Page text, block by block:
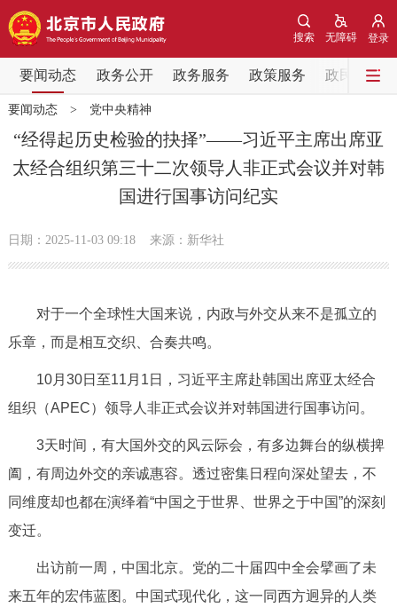
登录
无障碍
搜索
要闻动态 政务公开 政务服务 政策服务 政民互动
要闻动态
党中央精神
北京要闻 会议信息 部门动态
政务公开
市领导 机构职能 政策服务
决策公开 专题公开
政务服务
个人服务 法人服务 部门服务
便民服务 利企服务 投资项目
要闻动态> 党中央精神
“经得起历史检验的抉择”——习近平主席出席亚
太经合组织第三十二次领导人非正式会议并对韩
国进行国事访问纪实
日期：2025-11-03 09:18 来源：新华社
对于一个全球性大国来说，内政与外交从来不是孤立的
乐章，而是相互交织、合奏共鸣。
10月30日至11月1日，习近平主席赴韩国出席亚太经合
组织（APEC）领导人非正式会议并对韩国进行国事访问。
3天时间，有大国外交的风云际会，有多边舞台的纵横捭
阖，有周边外交的亲诚惠容。透过密集日程向深处望去，不
同维度却也都在演绎着“中国之于世界、世界之于中国”的深刻
变迁。
出访前一周，中国北京。党的二十届四中全会擘画了未
来五年的宏伟蓝图。中国式现代化，这一同西方迥异的人类